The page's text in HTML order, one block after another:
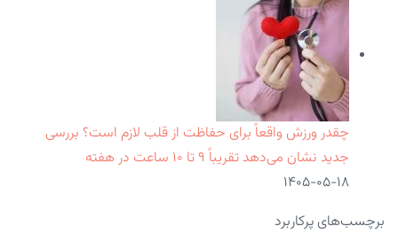
چقدر ورزش واقعاً برای حفاظت از قلب لازم است؟ بررسی
جدید نشان می‌دهد تقریباً ۹ تا ۱۰ ساعت در هفته
۱۴۰۵-۰۵-۱۸
برچسب‌های پرکاربرد